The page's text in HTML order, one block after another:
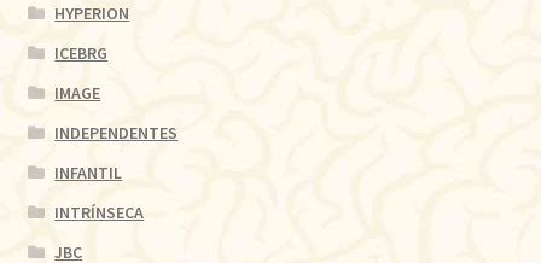
HYPERION
ICEBRG
IMAGE
INDEPENDENTES
INFANTIL
INTRÍNSECA
JBC